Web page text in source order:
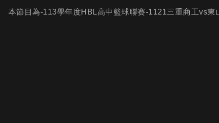
本節目為-113學年度HBL高中籃球聯賽-1121三重商工vs東